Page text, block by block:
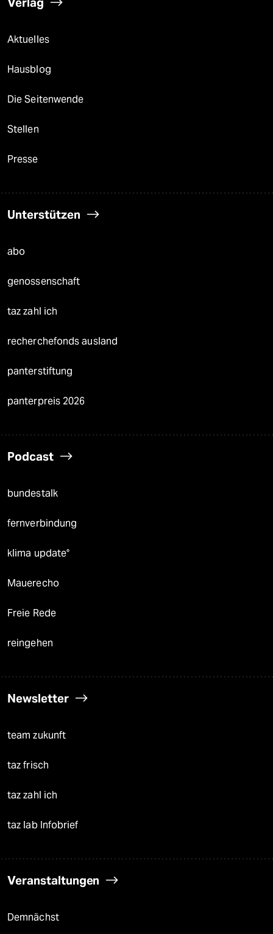
Aktuelles
Hausblog
Die Seitenwende
Stellen
Presse
Unterstützen
abo
genossenschaft
taz zahl ich
recherchefonds ausland
panterstiftung
panterpreis 2026
Podcast
bundestalk
fernverbindung
klima update°
Mauerecho
Freie Rede
reingehen
Newsletter
team zukunft
taz frisch
taz zahl ich
taz lab Infobrief
Veranstaltungen
Demnächst